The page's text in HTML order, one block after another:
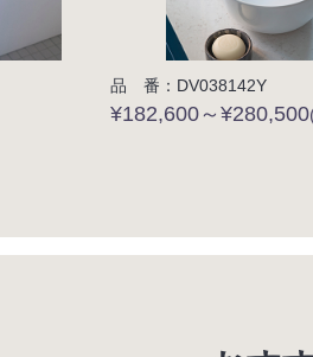
品 番：DV038142Y
¥182,600～¥280,500